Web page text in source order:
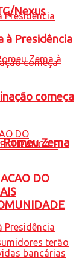
Nexus
Zema
à Presidência
começa
DO